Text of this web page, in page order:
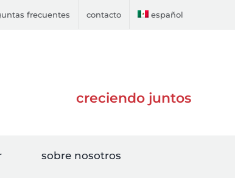
frecuentes contacto español
creciendo juntos
sobre nosotros